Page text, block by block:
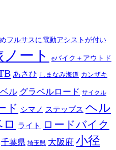
フルサスに電動アシストが付い
ート
eバイク＋アウトド
あさひ しまなみ海道 カンザキ
ル グラベルロード サイクル
ド シマノ ステップス ヘル
ライト
ロードバイク
千葉県 埼玉県 大阪府 小径